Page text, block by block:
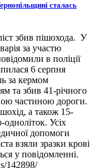
сталась
збив пішохода. У
за участю
в поліції
6 серпня
за кермом
та збив 41-річного
частиною дороги.
а також 15-
Усіх
допомоги
взяли зразки крові
у повідомленні.
142898/